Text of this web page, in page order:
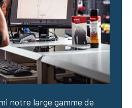
notre large gamme de